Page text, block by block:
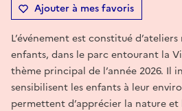
Ajouter à mes favoris
L’événement est constitué d’ateliers
enfants, dans le parc entourant la
thème principal de l’année 2026. Il
sensibilisent les enfants à leur
permettent d’apprécier la nature